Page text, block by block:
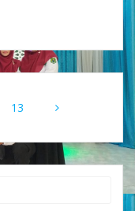
Page
13